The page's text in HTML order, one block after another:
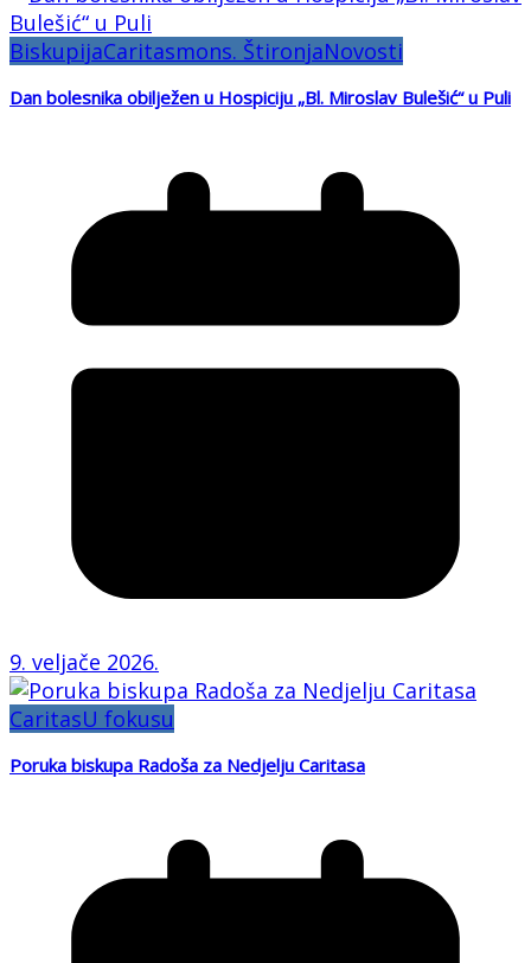
BiskupijaCaritasmons. ŠtironjaNovosti
Dan bolesnika obilježen u Hospiciju „Bl. Miroslav Bulešić“ u Puli
9. veljače 2026.
CaritasU fokusu
Poruka biskupa Radoša za Nedjelju Caritasa